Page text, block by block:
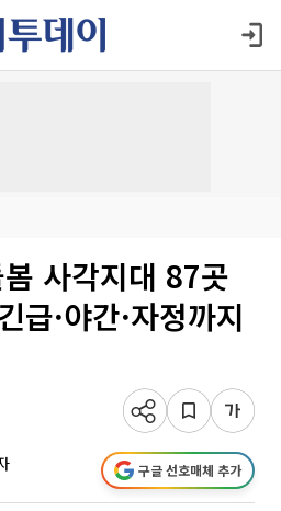
사각지대 87곳
·야간·자정까지
구글 선호매체 추가